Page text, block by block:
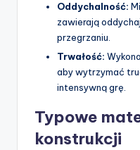
Oddychalność:
zawierają
przegrzaniu.
Trwałość:
aby wytrzymać
intensywną grę.
Typowe
konstrukcji